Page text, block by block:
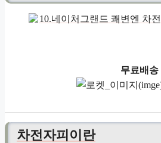
무료배송
차전자피이란